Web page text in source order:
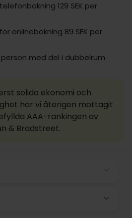
129 SEK per
onlinebokning 89 SEK per
med del i dubbelrum
solida ekonomi och
har vi återigen mottagit
AAA-rankingen av
& Bradstreet.